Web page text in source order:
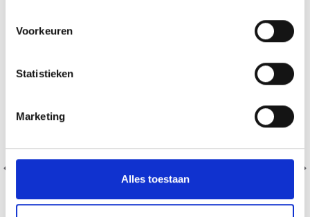
Voorkeuren
Statistieken
Marketing
Alles toestaan